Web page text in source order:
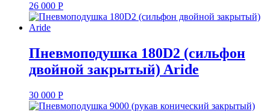
26 000 Р
Пневмоподушка 180D2 (сильфон
двойной закрытый) Aride
30 000 Р